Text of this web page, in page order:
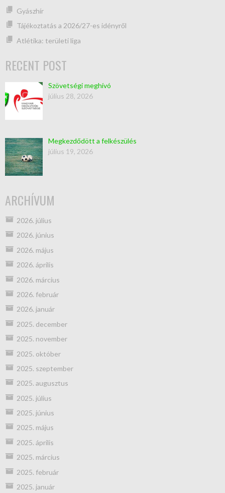
Gyászhír
Tájékoztatás a 2026/27-es idényről
Atlétika: területi liga
RECENT POST
Szövetségi meghívó
július 28, 2026
Megkezdődött a felkészülés
július 19, 2026
ARCHÍVUM
2026. július
2026. június
2026. május
2026. április
2026. március
2026. február
2026. január
2025. december
2025. november
2025. október
2025. szeptember
2025. augusztus
2025. július
2025. június
2025. május
2025. április
2025. március
2025. február
2025. január